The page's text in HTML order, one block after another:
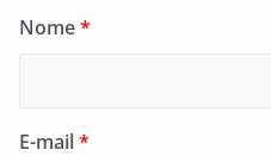
Nome*
E-mail*